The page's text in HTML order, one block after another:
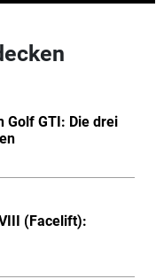
Golf GTI: Die drei
(Facelift):